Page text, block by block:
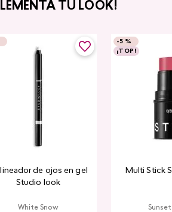
TU LOOK!
de ojos en gel
Studio look
White Snow
-5 %
¡TOP!
Multi Stick